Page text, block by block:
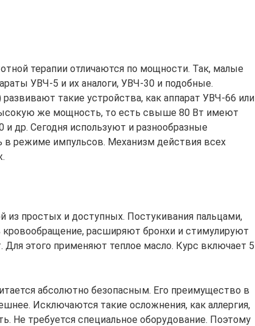
терапии отличаются по мощности. Так, малые
УВЧ-5 и их аналоги, УВЧ-30 и подобные.
такие устройства, как аппарат УВЧ-66 или
же мощность, то есть свыше 80 Вт имеют
др. Сегодня используют и разнообразные
в режиме импульсов. Механизм действия всех
из простых и доступных. Постукивания пальцами,
кровообращение, расширяют бронхи и стимулируют
Для этого применяют теплое масло. Курс включает 5
абсолютно безопасным. Его преимущество в
Исключаются такие осложнения, как аллергия,
Не требуется специальное оборудование. Поэтому